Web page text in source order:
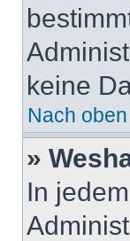
keine
Nach oben
»
In